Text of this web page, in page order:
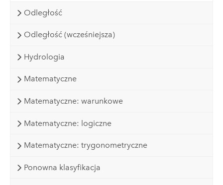
Odległość
Odległość (wcześniejsza)
Hydrologia
Matematyczne
Matematyczne: warunkowe
Matematyczne: logiczne
Matematyczne: trygonometryczne
Ponowna klasyfikacja